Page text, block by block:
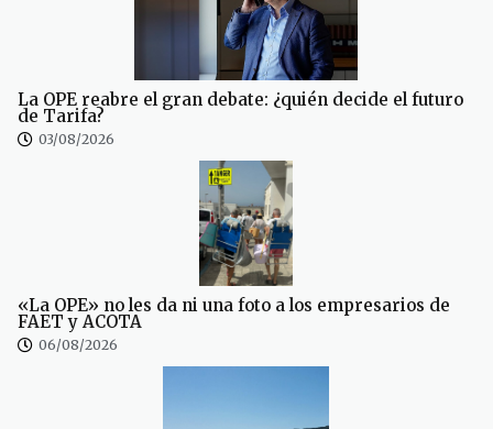
La OPE reabre el gran debate: ¿quién decide el futuro
de Tarifa?
03/08/2026
«La OPE» no les da ni una foto a los empresarios de
FAET y ACOTA
06/08/2026